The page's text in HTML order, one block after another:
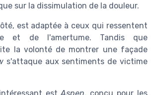
sur la dissimulation de la douleur.
est adaptée à ceux qui ressentent
et de l'amertume. Tandis que
la volonté de montrer une façade
s'attaque aux sentiments de victime
estAspen, conçu pour les